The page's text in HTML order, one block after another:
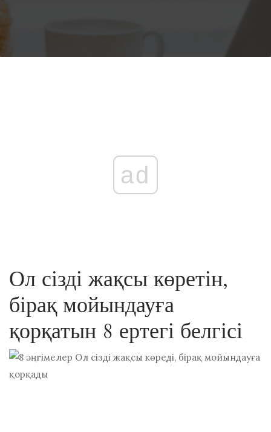
ad
Ол сізді жақсы көретін,
бірақ мойындауға
қорқатын 8 ертегі белгісі